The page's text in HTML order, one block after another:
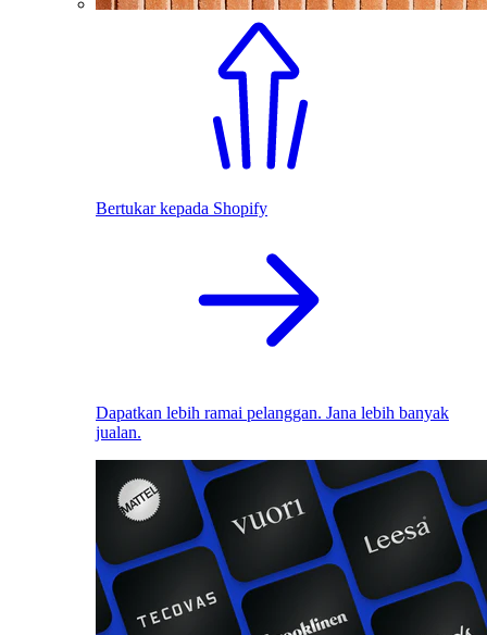
Bertukar kepada Shopify
Dapatkan lebih ramai pelanggan. Jana lebih banyak
jualan.